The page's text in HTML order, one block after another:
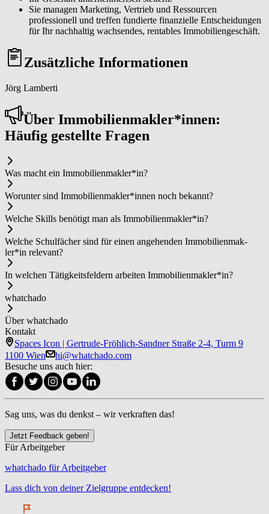
Sie managen Marketing, Vertrieb und Ressourcen
professionell und treffen fundierte finanzielle Entscheidungen
für Ihr nachhaltig wachsendes, rentables Immobiliengeschäft.
Zusätzliche Informationen
Jörg Lamberti
Über Im­mo­bi­li­en­mak­ler*in­nen:
Häufig gestellte Fragen
Was macht ein Im­mo­bi­li­en­mak­ler*in?
Worunter sind Im­mo­bi­li­en­mak­ler*in­nen noch bekannt?
Welche Skills benötigt man als Im­mo­bi­li­en­mak­ler*in?
Welche Schulfächer sind für einen angehenden Im­mo­bi­li­en­mak­
ler*in relevant?
In welchen Tätigkeitsfeldern arbeiten Im­mo­bi­li­en­mak­ler*in?
whatchado
Über whatchado
Kontakt
Spaces Icon | Gertrude-Fröhlich-Sandner Straße 2-4, Turm 9
1100 Wien
hi@whatchado.com
Besuche uns auch hier:
Sag uns, was du denkst – wir verkraften das!
Jetzt Feedback geben!
Für Arbeitgeber
whatchado für Arbeitgeber
Lass dich von deiner Zielgruppe entdecken!